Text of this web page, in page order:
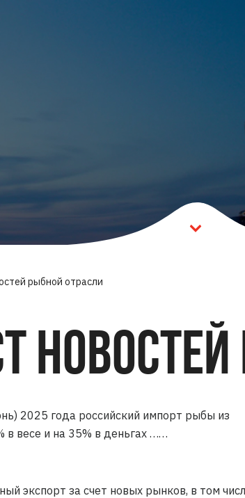
рыбной отрасли
2025 года российский импорт рыбы из
в весе и на 35% в деньгах ……
экспорт за счет новых рынков, в том